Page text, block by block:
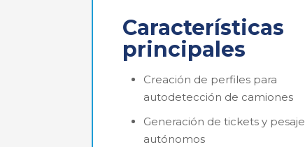
Características
principales
Creación de perfiles para
autodetección de camiones
Generación de tickets y pesaje
autónomos